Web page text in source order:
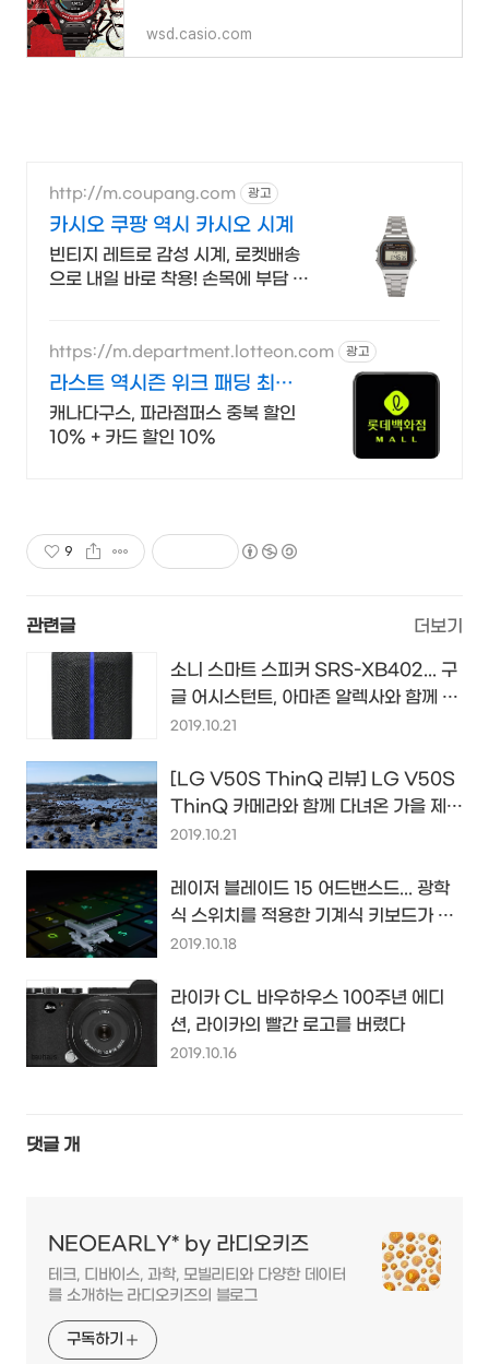
wsd.casio.com
http://m.coupang.com 광고
카시오 쿠팡 역시 카시오 시계
빈티지 레트로 감성 시계, 로켓배송
으로 내일 바로 착용! 손목에 부담 없
https://m.department.lotteon.com 광고
라스트 역시즌 위크 패딩 최대
74% 할인
캐나다구스, 파라점퍼스 중복 할인
10% + 카드 할인 10%
9
관련글 더보기
소니 스마트 스피커 SRS-XB402... 구
글 어시스턴트, 아마존 알렉사와 함께 음
질에도 공들였다는 스피커...
2019.10.21
[LG V50S ThinQ 리뷰] LG V50S
ThinQ 카메라와 함께 다녀온 가을 제
주, 제주 바다... 사진들 어떤가요?
2019.10.21
레이저 블레이드 15 어드밴스드... 광학
식 스위치를 적용한 기계식 키보드가 게
이밍 노트북의 새로운 차별화~
2019.10.18
라이카 CL 바우하우스 100주년 에디
션, 라이카의 빨간 로고를 버렸다
2019.10.16
댓글 개
NEOEARLY* by 라디오키즈
테크, 디바이스, 과학, 모빌리티와 다양한 데이터
를 소개하는 라디오키즈의 블로그
구독하기